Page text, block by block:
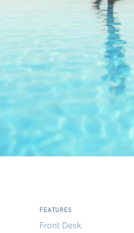
FEATURES
Front Desk